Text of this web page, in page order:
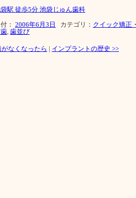
駅 徒歩5分 池袋じゅん歯科
： 2006年6月3日 カテゴリ： クイック矯正
歯並び
がなくなったら | インプラントの歴史 >>